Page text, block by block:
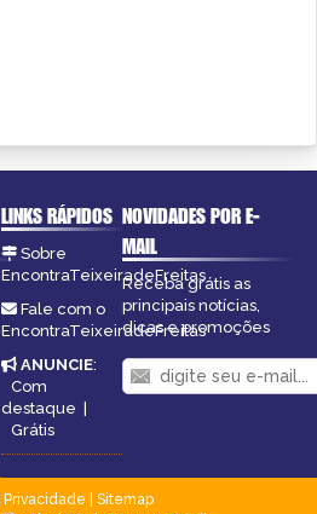
LINKS RÁPIDOS
Sobre
EncontraTeixeiradeFreitas
Fale com o
EncontraTeixeiradeFreitas
ANUNCIE:
Com
destaque
Grátis
NOVIDADES POR E-
MAIL
Receba grátis as
principais notícias,
dicas e promoções
Privacidade
Sitemap